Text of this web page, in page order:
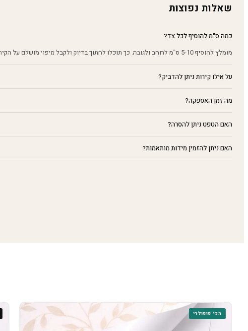
שאלות נפוצות
כמה ס"מ להוסיף לכל צד?
מומלץ להוסיף 5-10 ס"מ לרוחב ולגובה. כך תוכלו לחתוך בדיוק ולקבל מיפוי מושלם על הקיר.
על אילו קירות ניתן להדביק?
מה זמן האספקה?
האם הטפט ניתן להסרה?
האם ניתן להזמין מידות מותאמות?
הכי פופולרי